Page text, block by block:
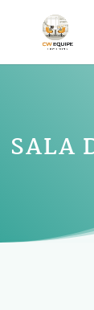
SALA